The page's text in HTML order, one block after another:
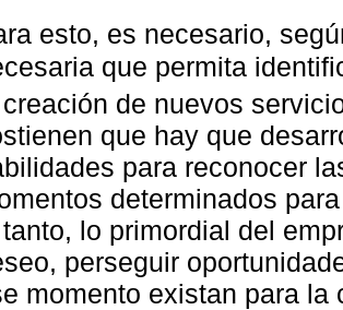
esto, es necesario,
que permita
de nuevos
que hay que
para reconocer
determinados
lo primordial del
perseguir
momento existan para